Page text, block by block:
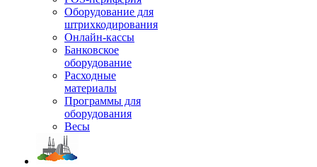
Оборудование для
штрихкодирования
Онлайн-кассы
Банковское
оборудование
Расходные
материалы
Программы для
оборудования
Весы